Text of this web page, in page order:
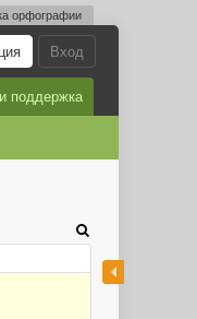
орфографии
Вход
поддержка